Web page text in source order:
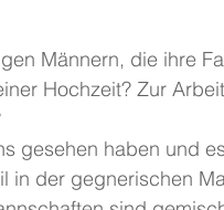
Männern, die ihre
Hochzeit? Zur
gesehen haben und
in der gegnerischen